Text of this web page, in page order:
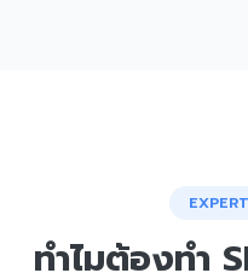
ทำไมต้องทำ